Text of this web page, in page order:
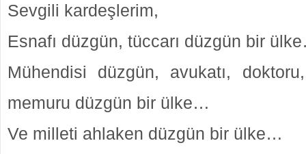
Sevgili kardeşlerim,
Esnafı düzgün, tüccarı düzgün bir
Mühendisi düzgün, avukatı,
memuru düzgün bir ülke…
Ve milleti ahlaken düzgün bir ülke…